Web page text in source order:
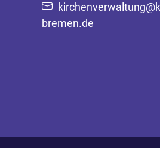
bremen.de